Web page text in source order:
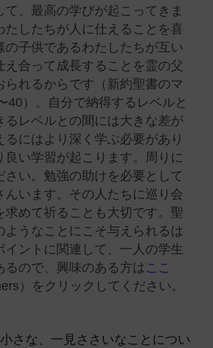
て、最高の学びが起こってきま
たしたちが人に仕えることを喜
の子供であるわたしたちが互い
え合って成長することを霊の父
られるからです（新約聖書のマ
40） 。自分で納得するレベルと
るレベルとの間には大きな差が
るにはより深く学ぶ必要があり
良い学習が起こります。周りに
さい。勉強の助けを必要として
んいます。その人たちに巡り会
求めて祈ることも大切です。聖
ようなことにこそ与えられるは
イントに関連して、一人の学生
るので、興味のある方は ここ
）をクリックしてください。
さな、一見ささいなことについ